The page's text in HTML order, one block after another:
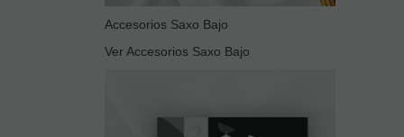
Accesorios Saxo Bajo
Ver Accesorios Saxo Bajo